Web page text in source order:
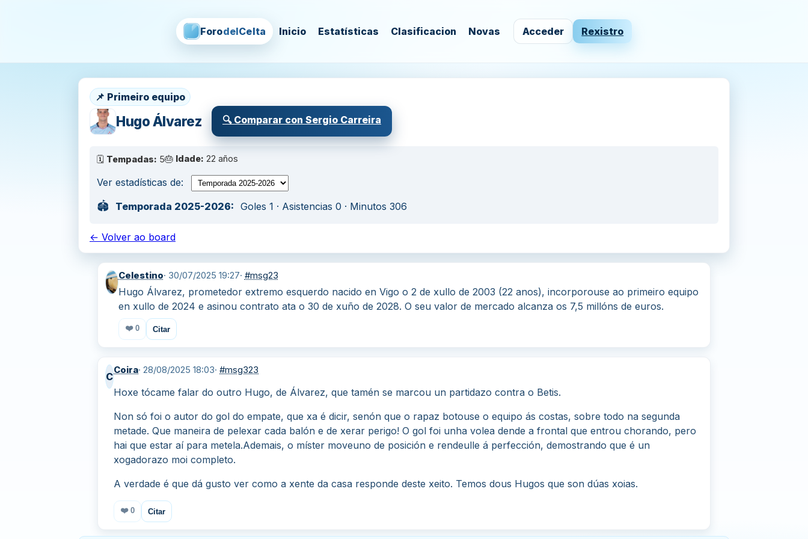
ForodelCelta Inicio Estatísticas Clasificacion Novas Acceder Rexistro
📌 Primeiro equipo
Hugo Álvarez 🔍 Comparar con Sergio Carreira
🗓 Tempadas: 5🎂 Idade: 22 años
Ver estadísticas de:
🏟 Temporada 2025-2026: Goles 1 · Asistencias 0 · Minutos 306
← Volver ao board
Celestino· 30/07/2025 19:27· #msg23
Hugo Álvarez, prometedor extremo esquerdo nacido en Vigo o 2 de xullo de 2003 (22 anos), incorporouse ao primeiro equipo
en xullo de 2024 e asinou contrato ata o 30 de xuño de 2028. O seu valor de mercado alcanza os 7,5 millóns de euros.
❤️ 0 Citar
C
Coira· 28/08/2025 18:03·#msg323
Hoxe tócame falar do outro Hugo, de Álvarez, que tamén se marcou un partidazo contra o Betis.
Non só foi o autor do gol do empate, que xa é dicir, senón que o rapaz botouse o equipo ás costas, sobre todo na segunda
metade. Que maneira de pelexar cada balón e de xerar perigo! O gol foi unha volea dende a frontal que entrou chorando, pero
hai que estar aí para metela.Ademais, o míster moveuno de posición e rendeulle á perfección, demostrando que é un
xogadorazo moi completo.
A verdade é que dá gusto ver como a xente da casa responde deste xeito. Temos dous Hugos que son dúas xoias.
❤️0 Citar